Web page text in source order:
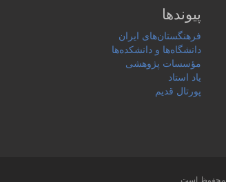
پیوندها
فرهنگستان‌های ایران
دانشگاه‌ها و دانشکده‌ها
مؤسسات پژوهشی
یاد استاد
پورتال قدیم
محفوظ است.